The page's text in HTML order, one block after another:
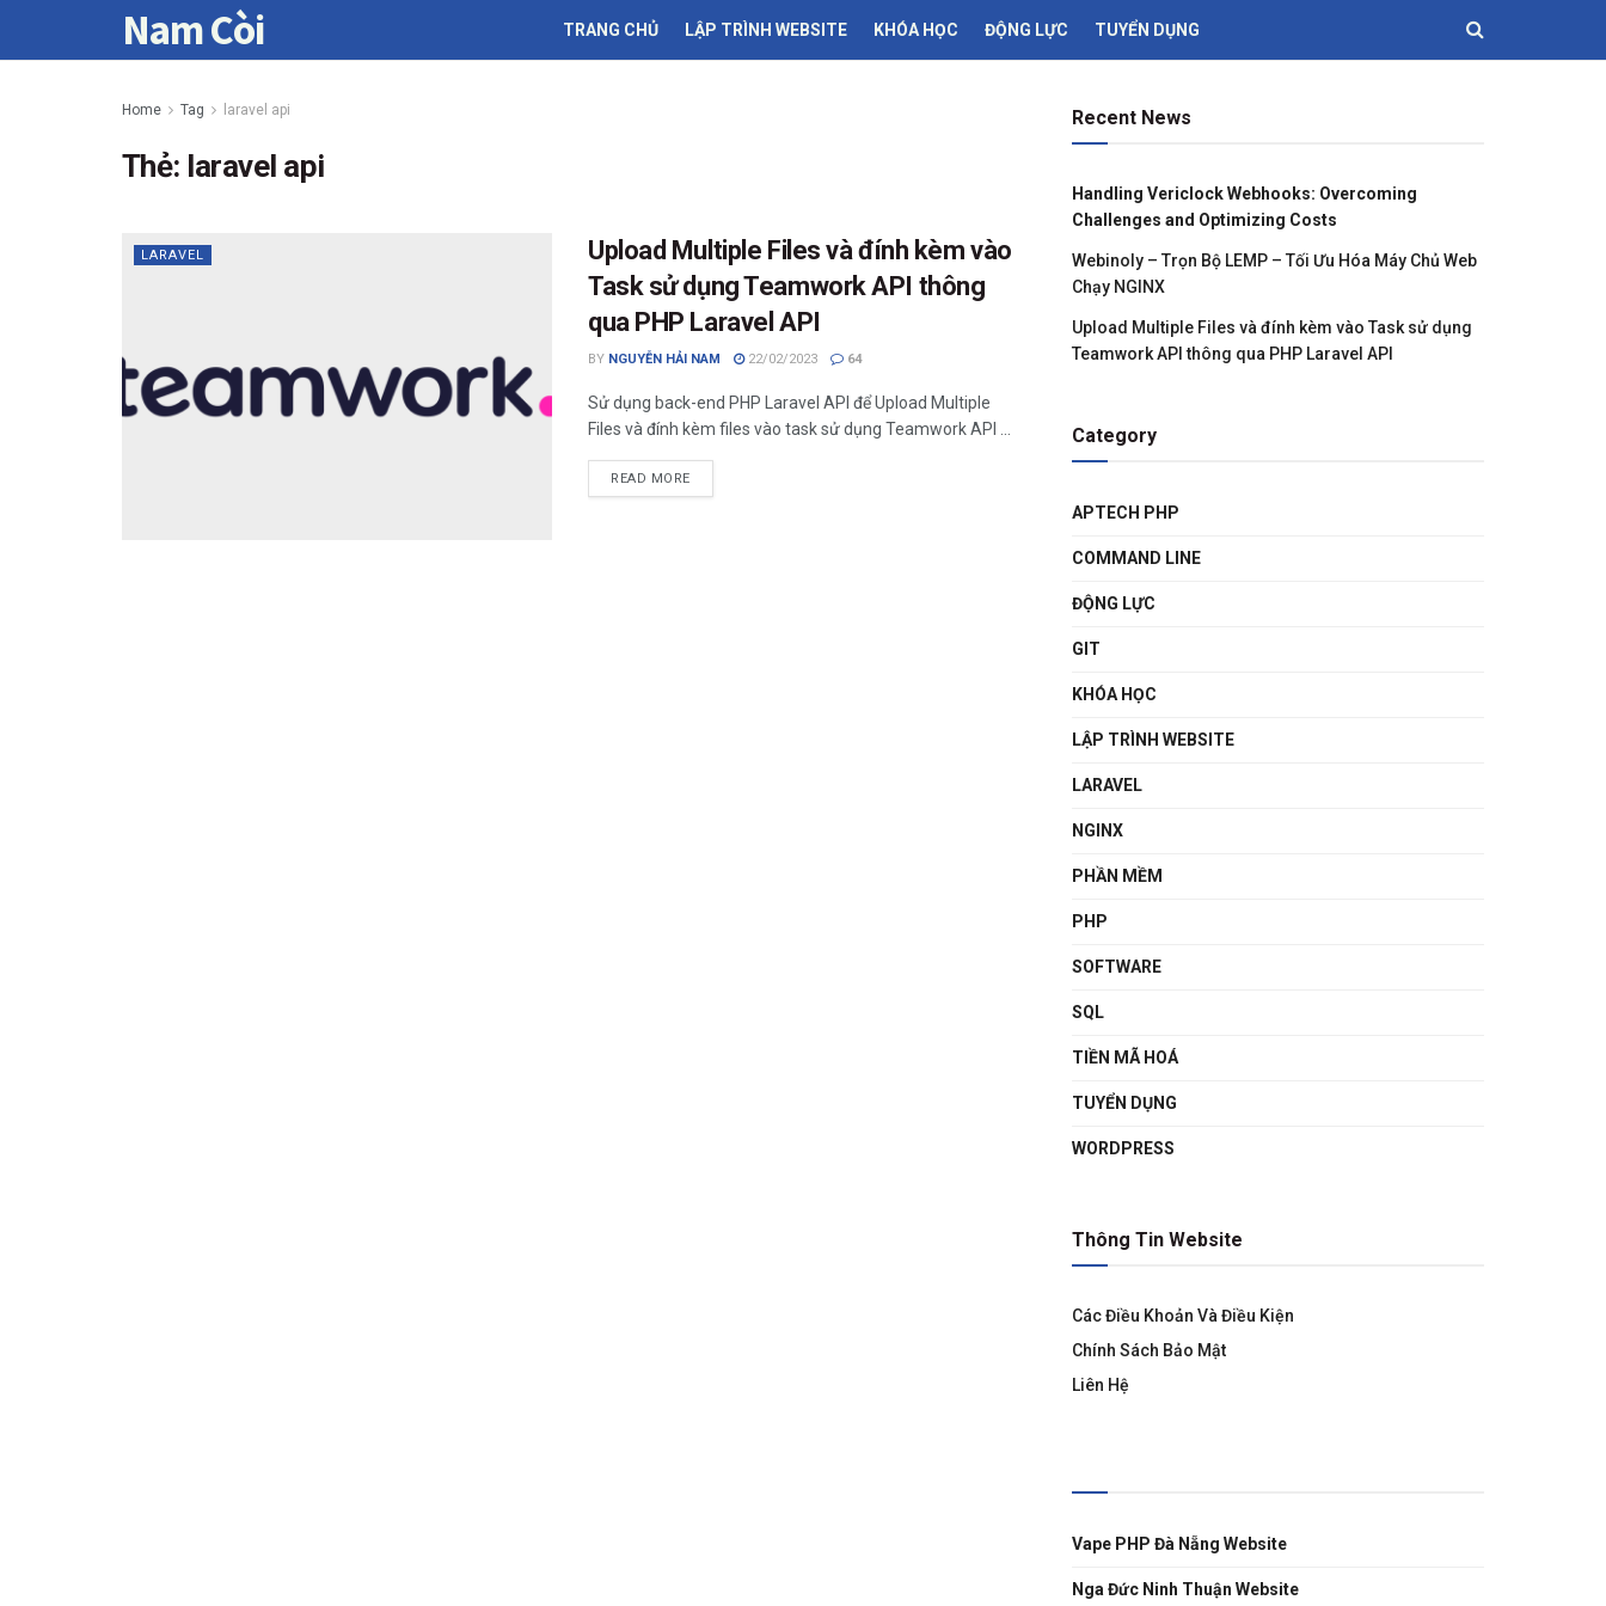
Nam Còi TRANG CHỦ LẬP TRÌNH WEBSITE KHÓA HỌC ĐỘNG LỰC TUYỂN DỤNG
Home Tag laravel api
Thẻ: laravel api
LARAVEL
Upload Multiple Files và đính kèm vào
Task sử dụng Teamwork API thông
qua PHP Laravel API
BY NGUYỄN HẢI NAM 22/02/2023 64
Sử dụng back-end PHP Laravel API để Upload Multiple
Files và đính kèm files vào task sử dụng Teamwork API ...
READ MORE
Recent News
Handling Vericlock Webhooks: Overcoming
Challenges and Optimizing Costs
Webinoly – Trọn Bộ LEMP – Tối Ưu Hóa Máy Chủ Web
Chạy NGINX
Upload Multiple Files và đính kèm vào Task sử dụng
Teamwork API thông qua PHP Laravel API
Category
APTECH PHP
COMMAND LINE
ĐỘNG LỰC
GIT
KHÓA HỌC
LẬP TRÌNH WEBSITE
LARAVEL
NGINX
PHẦN MỀM
PHP
SOFTWARE
SQL
TIỀN MÃ HOÁ
TUYỂN DỤNG
WORDPRESS
Thông Tin Website
Các Điều Khoản Và Điều Kiện
Chính Sách Bảo Mật
Liên Hệ
Vape PHP Đà Nẵng Website
Nga Đức Ninh Thuận Website